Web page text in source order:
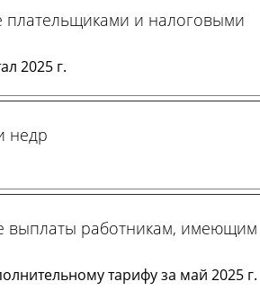
и налоговыми
2025 г.
недр
выплаты работникам, имеющим
тарифу за май 2025 г.